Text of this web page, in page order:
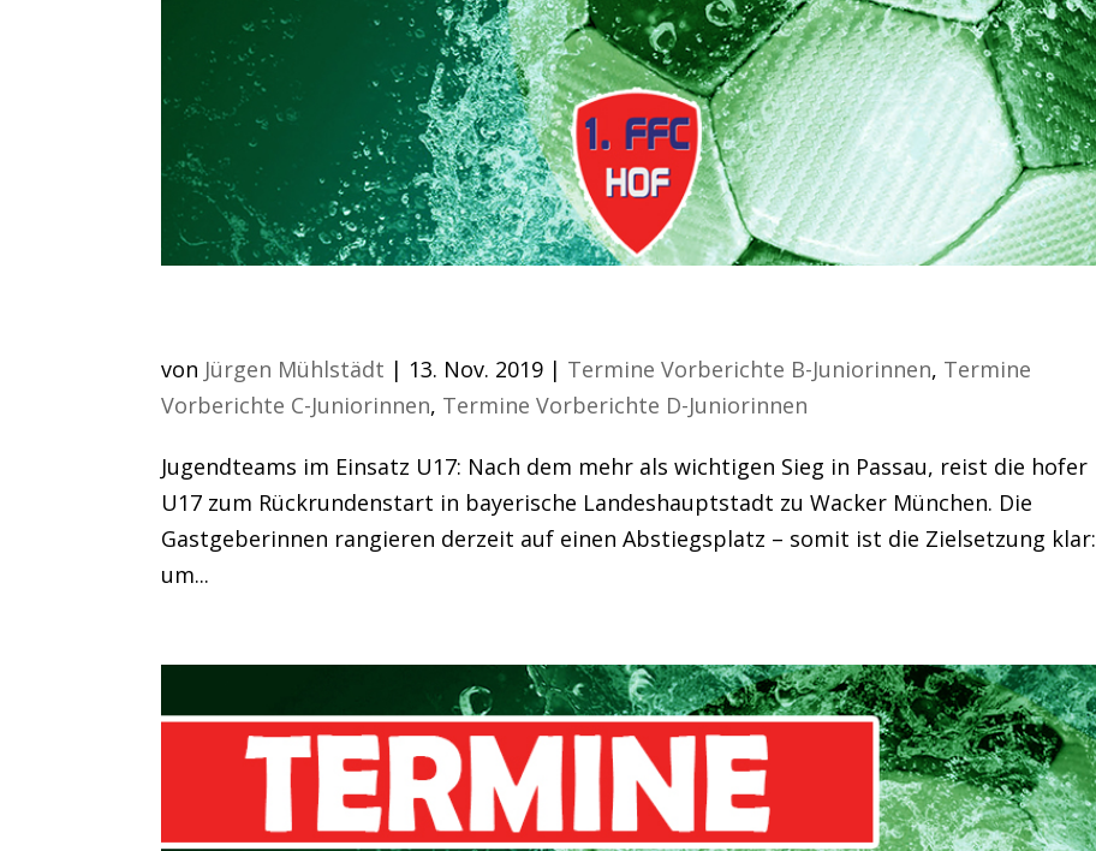
von Jürgen Mühlstädt | 13. Nov. 2019 | Termine Vorberichte B-Juniorinnen, Termine
Vorberichte C-Juniorinnen, Termine Vorberichte D-Juniorinnen
Jugendteams im Einsatz U17: Nach dem mehr als wichtigen Sieg in Passau, reist die hofer
U17 zum Rückrundenstart in bayerische Landeshauptstadt zu Wacker München. Die
Gastgeberinnen rangieren derzeit auf einen Abstiegsplatz – somit ist die Zielsetzung klar:
um...